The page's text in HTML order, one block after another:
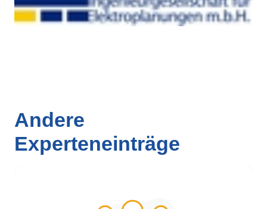
Andere
Experteneinträge